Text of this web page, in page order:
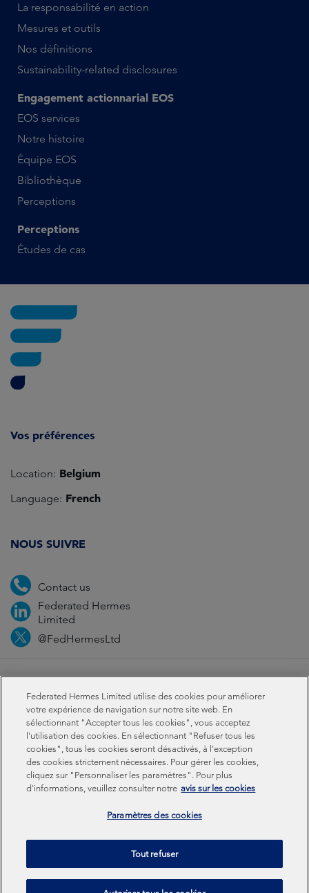
La responsabilité en action
Mesures et outils
Nos définitions
Sustainability-related disclosures
Engagement actionnarial EOS
EOS services
Notre histoire
Équipe EOS
Bibliothèque
Perceptions
Perceptions
Études de cas
Vos préférences
Location: Belgium
Language: French
NOUS SUIVRE
Contact us
Federated Hermes
Limited
@FedHermesLtd
Cookies Modern slavery statement
Sustainability-related disclosures
Federated Hermes Limited: Registered in England & Wales
No 01661776. Registered office – Sixth Floor, 150
Cheapside, London EC2V 6ET.
Federated Hermes Limited is owned by Federated
Hermes, Inc © Copyright Federated Hermes Limited 2026 |
Federated Hermes Limited utilise des cookies pour améliorer
votre expérience de navigation sur notre site web. En
sélectionnant "Accepter tous les cookies", vous acceptez
l'utilisation des cookies. En sélectionnant "Refuser tous les
cookies", tous les cookies seront désactivés, à l'exception
des cookies strictement nécessaires. Pour gérer les cookies,
cliquez sur "Personnaliser les paramètres". Pour plus
d'informations, veuillez consulter notre avis sur les cookies
Paramètres des cookies
Tout refuser